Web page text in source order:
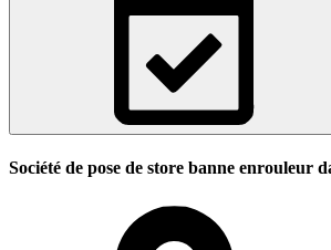
Société de pose de store banne enrouleur